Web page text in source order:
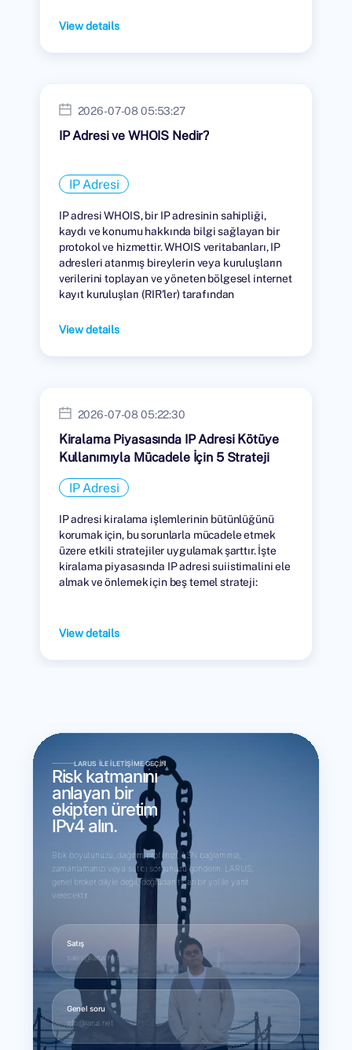
View details
2026-07-08 05:53:27
IP Adresi ve WHOIS Nedir?
IP Adresi
IP adresi WHOIS, bir IP adresinin sahipliği,
kaydı ve konumu hakkında bilgi sağlayan bir
protokol ve hizmettir. WHOIS veritabanları, IP
adresleri atanmış bireylerin veya kuruluşların
verilerini toplayan ve yöneten bölgesel internet
kayıt kuruluşları (RIR'ler) tarafından
View details
2026-07-08 05:22:30
Kiralama Piyasasında IP Adresi Kötüye
Kullanımıyla Mücadele İçin 5 Strateji
IP Adresi
IP adresi kiralama işlemlerinin bütünlüğünü
korumak için, bu sorunlarla mücadele etmek
üzere etkili stratejiler uygulamak şarttır. İşte
kiralama piyasasında IP adresi suiistimalini ele
almak ve önlemek için beş temel strateji:
View details
LARUS ILE İLETIŞIME GEÇIN
Risk katmanını
anlayan bir
ekipten üretim
IPv4 alın.
Blok boyutunuzu, dağıtım profilinizi, ASN bağlamınızı,
zamanlamanızı veya satıcı sorgunuzu gönderin. LARUS,
genel broker diliyle değil, doğrudan ticari bir yol ile yanıt
verecektir.
Satış
sales@larus.net
Genel soru
info@larus.net